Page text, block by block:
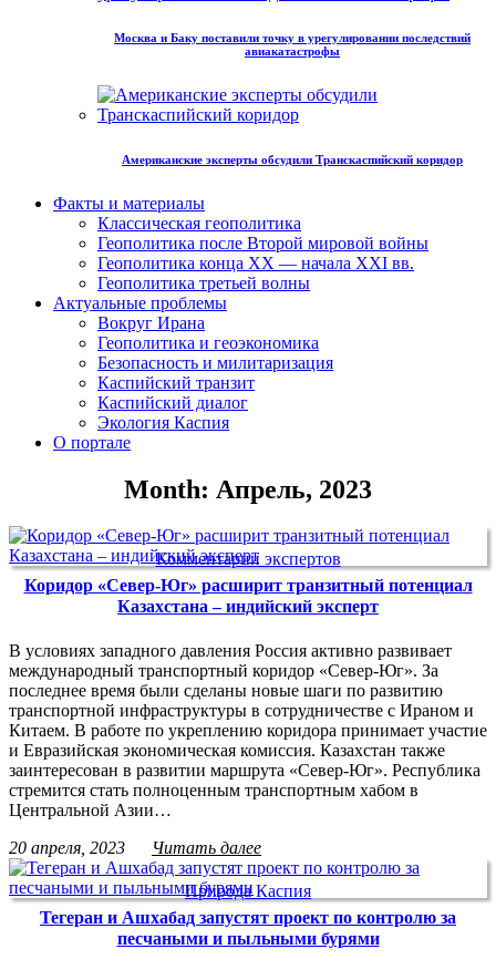
Москва и Баку поставили точку в урегулировании последствий
авиакатастрофы
Американские эксперты обсудили Транскаспийский коридор
Факты и материалы
Классическая геополитика
Геополитика после Второй мировой войны
Геополитика конца XX — начала XXI вв.
Геополитика третьей волны
Актуальные проблемы
Вокруг Ирана
Геополитика и геоэкономика
Безопасность и милитаризация
Каспийский транзит
Каспийский диалог
Экология Каспия
О портале
Month: Апрель, 2023
Комментарии экспертов
Коридор «Север-Юг» расширит транзитный потенциал
Казахстана – индийский эксперт
В условиях западного давления Россия активно развивает
международный транспортный коридор «Север-Юг». За
последнее время были сделаны новые шаги по развитию
транспортной инфраструктуры в сотрудничестве с Ираном и
Китаем. В работе по укреплению коридора принимает участие
и Евразийская экономическая комиссия. Казахстан также
заинтересован в развитии маршрута «Север-Юг». Республика
стремится стать полноценным транспортным хабом в
Центральной Азии…
20 апреля, 2023
Читать далее
Природа Каспия
Тегеран и Ашхабад запустят проект по контролю за
песчаными и пыльными бурями